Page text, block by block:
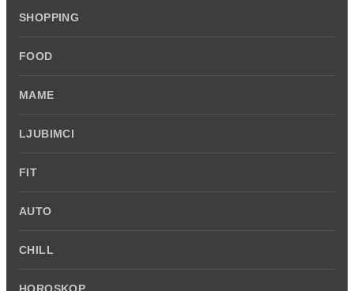
SHOPPING
FOOD
MAME
LJUBIMCI
FIT
AUTO
CHILL